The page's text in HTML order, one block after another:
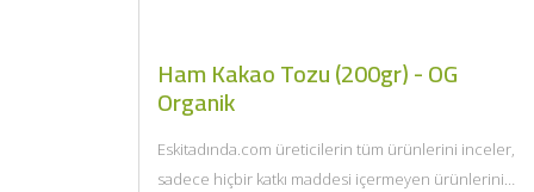
Ham Kakao Tozu (200gr) - OG
Organik
Eskitadında.com üreticilerin tüm ürünlerini inceler,
sadece hiçbir katkı maddesi içermeyen ürünlerini